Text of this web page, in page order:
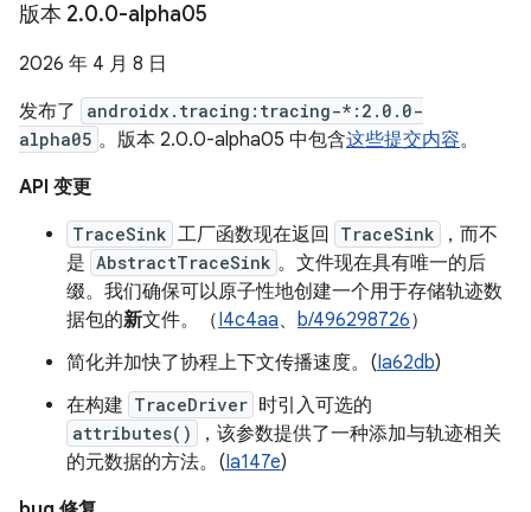
版本 2.0.0-alpha05
2026 年 4 月 8 日
发布了
androidx.tracing:tracing-*:2.0.0-
alpha05 。版本 2.0.0-alpha05 中包含这些提交内容。
API 变更
TraceSink 工厂函数现在返回 TraceSink
，而不
是 AbstractTraceSink 。文件现在具有唯一的后
缀。我们确保可以原子性地创建一个用于存储轨迹数
据包的新文件。（I4c4aa、 b/496298726）
简化并加快了协程上下文传播速度。(Ia62db)
在构建 TraceDriver 时引入可选的
attributes()
，该参数提供了一种添加与轨迹相关
的元数据的方法。(Ia147e)